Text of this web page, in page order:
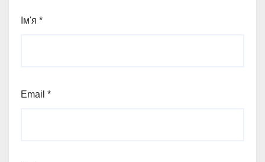
Ім'я *
Email *